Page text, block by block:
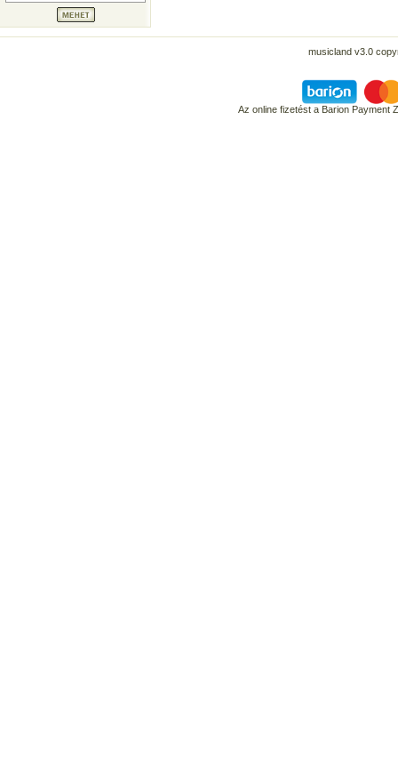
musicland v3.0
Az online fizetést a Barion Payment